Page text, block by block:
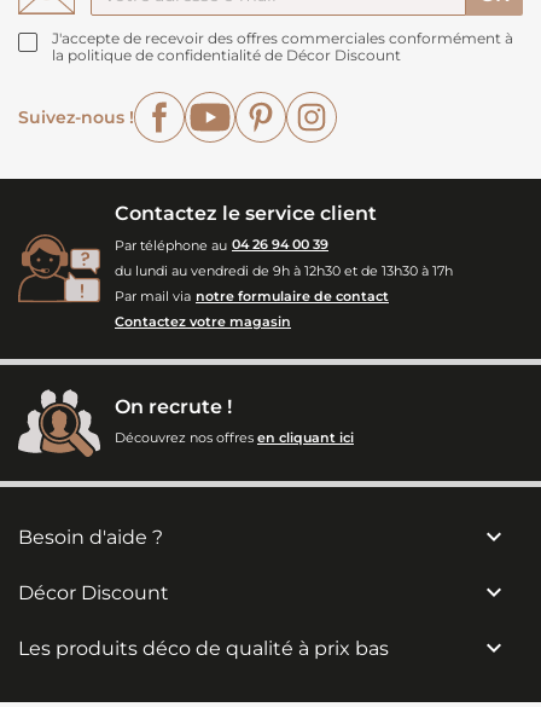
J'accepte de recevoir des offres commerciales conformément à
la politique de confidentialité de Décor Discount
Suivez-nous !
FacebookYouTubePinterest
Contactez le service client
Par téléphone au 04 26 94 00 39
du lundi au vendredi de 9h à 12h30 et de 13h30 à 17h
Par mail via notre formulaire de contact
Contactez votre magasin
On recrute !
Découvrez nos offres en cliquant ici
Besoin d'aide ? 
Décor Discount 
Les produits déco de qualité à prix bas 